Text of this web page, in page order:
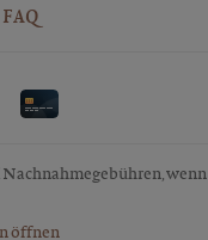
FAQ
öffnen